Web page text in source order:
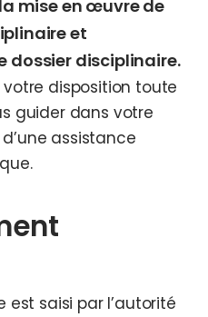
mise en œuvre de
et
dossier disciplinaire.
disposition toute
guider dans votre
assistance
est saisi par l’autorité